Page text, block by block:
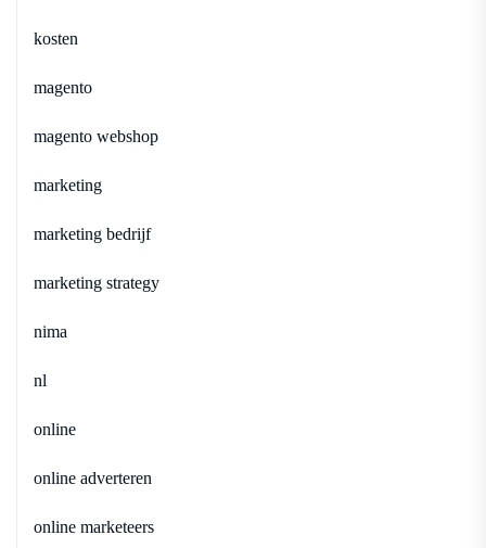
kosten
magento
magento webshop
marketing
marketing bedrijf
marketing strategy
nima
nl
online
online adverteren
online marketeers